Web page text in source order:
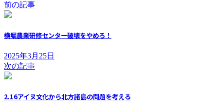
前の記事
横堀農業研修センター破壊をやめろ！
2025年3月25日
次の記事
2.16アイヌ文化から北方諸島の問題を考える